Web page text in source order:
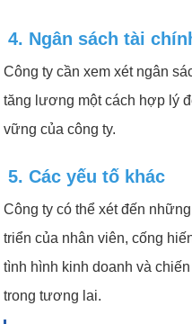
4. Ngân sách tài
Công ty cần xem xét ngân
tăng lương một cách hợp lý
vững của công ty.
5. Các yếu tố khác
Công ty có thể xét đến
triển của nhân viên, cống
tình hình kinh doanh và
trong tương lai.